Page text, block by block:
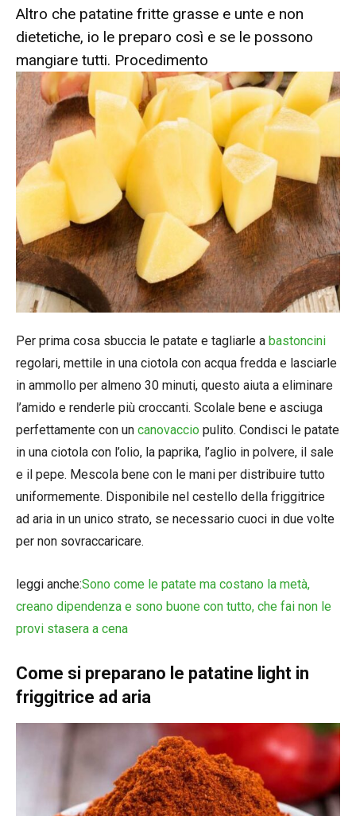
Altro che patatine fritte grasse e unte e non
dietetiche, io le preparo così e se le possono
mangiare tutti. Procedimento
Per prima cosa sbuccia le patate e tagliarle a bastoncini
regolari, mettile in una ciotola con acqua fredda e lasciarle
in ammollo per almeno 30 minuti, questo aiuta a eliminare
l’amido e renderle più croccanti. Scolale bene e asciuga
perfettamente con un canovaccio pulito. Condisci le patate
in una ciotola con l’olio, la paprika, l’aglio in polvere, il sale
e il pepe. Mescola bene con le mani per distribuire tutto
uniformemente. Disponibile nel cestello della friggitrice
ad aria in un unico strato, se necessario cuoci in due volte
per non sovraccaricare.
leggi anche:Sono come le patate ma costano la metà,
creano dipendenza e sono buone con tutto, che fai non le
provi stasera a cena
Come si preparano le patatine light in
friggitrice ad aria